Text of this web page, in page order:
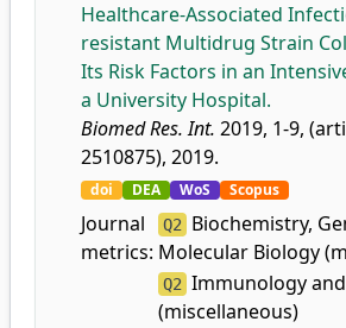
Healthcare-Associated
resistant Multidrug Strain
Its Risk Factors in an
a University Hospital.
Biomed Res. Int. 2019, 1-9,
2510875), 2019.
doi DEA WoS Scopus
Journal
metrics:
Q2 Biochemistry,
Molecular Biology
Q2 Immunology
(miscellaneous)